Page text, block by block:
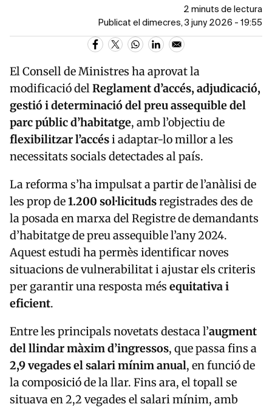
2 minuts de lectura
Publicat el dimecres, 3 juny 2026 - 19:55
El Consell de Ministres ha aprovat la
modificació delReglament d’accés, adjudicació,
gestió i determinació del preu assequible del
parc públic d’habitatge, amb l’objectiu de
flexibilitzar l’accési adaptar-lo millor a les
necessitats socials detectades al país.
La reforma s’ha impulsat a partir de l’anàlisi de
les prop de1.200 sol·licitudsregistrades des de
la posada en marxa del Registre de demandants
d’habitatge de preu assequible l’any 2024.
Aquest estudi ha permès identificar noves
situacions de vulnerabilitat i ajustar els criteris
per garantir una resposta més equitativa i
eficient.
Entre les principals novetats destaca l’augment
del llindar màxim d’ingressos, que passa fins a
2,9 vegades el salari mínim anual, en funció de
la composició de la llar. Fins ara, el topall se
situava en 2,2 vegades el salari mínim, amb